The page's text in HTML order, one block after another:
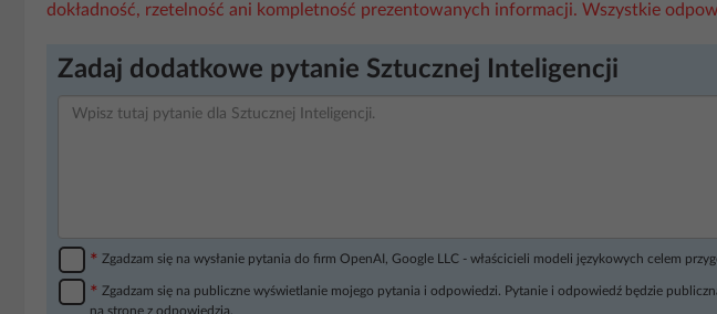
dokładność, rzetelność ani kompletność prezentowanych informacji. Wszystkie
Zadaj dodatkowe pytanie Sztucznej Inteligencji
* Zgadzam się na wysłanie pytania do firm OpenAI, Google LLC - właścicieli modeli językowych celem
* Zgadzam się na publiczne wyświetlanie mojego pytania i odpowiedzi. Pytanie i odpowiedź będzie
na stronę z odpowiedzią.